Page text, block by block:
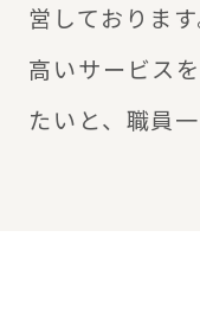
営しておりま
高いサービス
たいと、職員